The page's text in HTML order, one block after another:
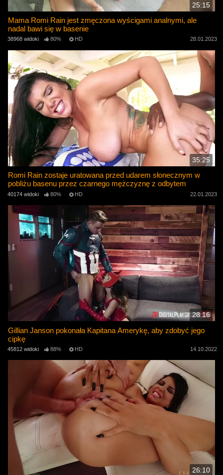
25:15
Mama Romi Rain jest zmęczona wyścigami analnymi, ale
nadal bawi się w basenie
38968 widoki 80% HD 28.01.2023
35:25
Romi Rain zostaje uratowana przed udarem słonecznym w
pobliżu basenu przez czarnego mężczyznę z odbytem
40174 widoki 80% HD 22.01.2023
28:16
Gillian Janson pokonała Kapitana Amerykę, aby zdobyć jego
cipkę
45812 widoki 88% HD 14.10.2022
26:10